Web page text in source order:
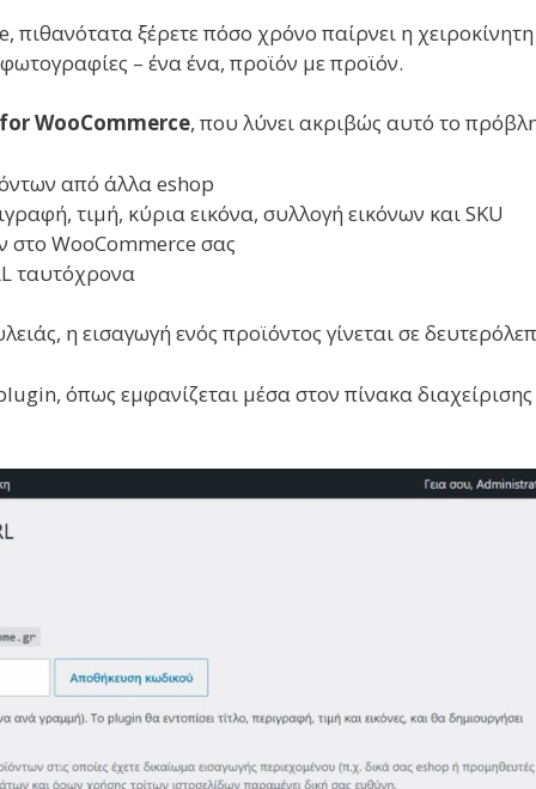
πιθανότατα ξέρετε πόσο χρόνο παίρνει η χειροκίνητη
– ένα ένα, προϊόν με προϊόν.
WooCommerce, που λύνει ακριβώς αυτό το
από άλλα eshop
τιμή, κύρια εικόνα, συλλογή εικόνων και SKU
στο WooCommerce σας
ταυτόχρονα
η εισαγωγή ενός προϊόντος γίνεται σε
όπως εμφανίζεται μέσα στον πίνακα